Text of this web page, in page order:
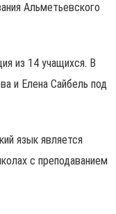
Альметьевского
из 14 учащихся. В
и Елена Сайбель под
язык является
с преподаванием